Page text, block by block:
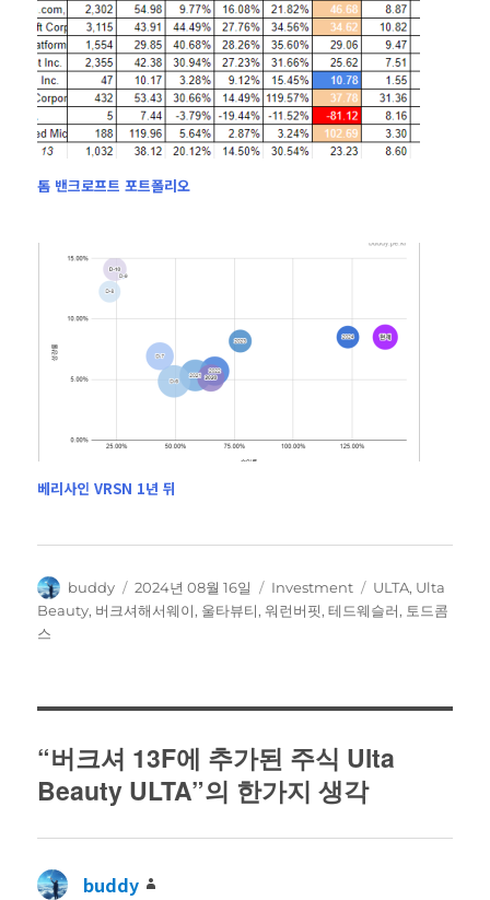
톰 밴크로프트 포트폴리오
베리사인 VRSN 1년 뒤
글
쓴
buddy
작
성
2024년 08월 16일
카
테
Investment
태
그
ULTA, Ulta
Beauty, 버크셔해서웨이, 울타뷰티,워런버핏,테드웨슬러, 토드콤
스
“버크셔 13F에 추가된 주식 Ulta
Beauty ULTA”의 한가지 생각
buddy